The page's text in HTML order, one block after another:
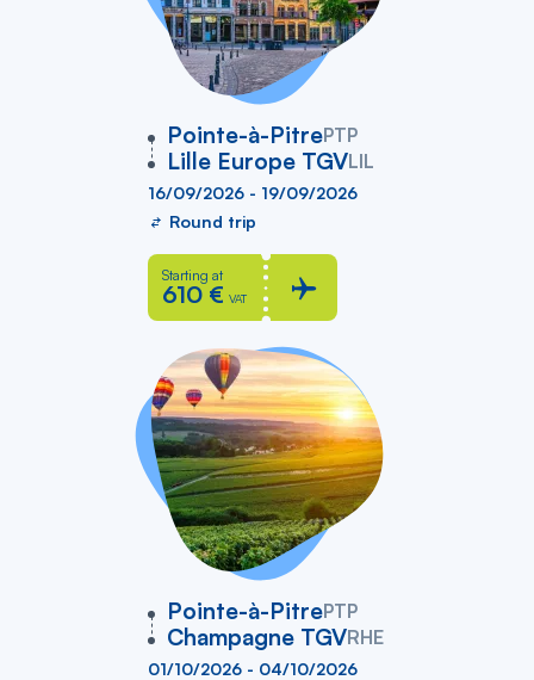
Pointe-à-PitrePTP
vers
Lille Europe TGVLIL
16/09/2026 - 19/09/2026
Round trip
Starting at
610 € VAT
Pointe-à-PitrePTP
vers
Champagne TGVRHE
01/10/2026 - 04/10/2026